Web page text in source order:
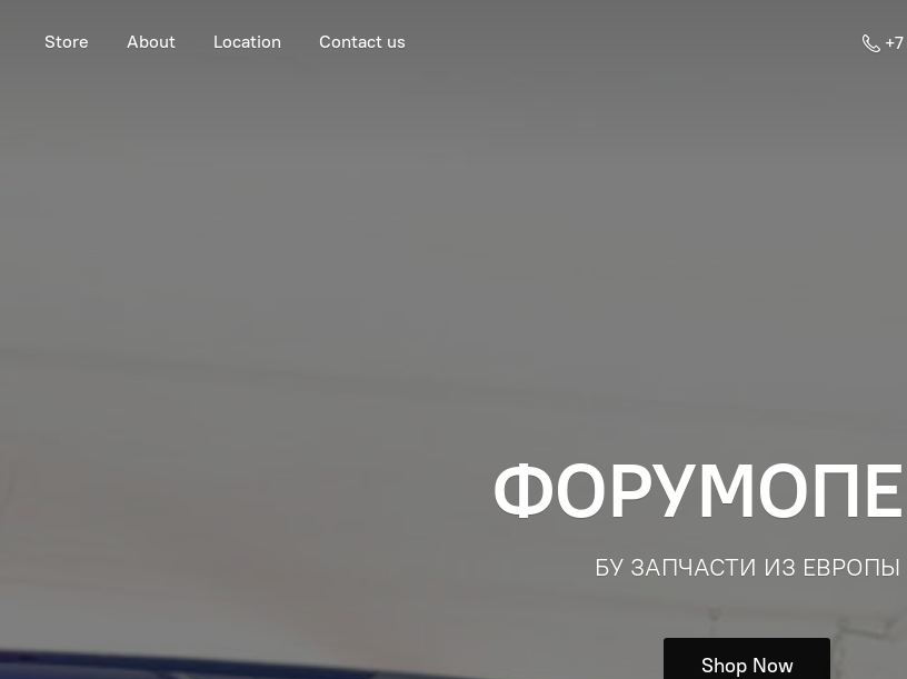
Store About Location Contact us
БУ ЗАПЧАСТИ ИЗ ЕВРОПЫ
Shop Now